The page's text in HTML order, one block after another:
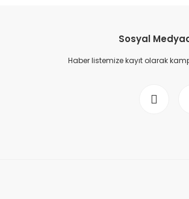
Sosyal
Haber listemize kayıt olarak